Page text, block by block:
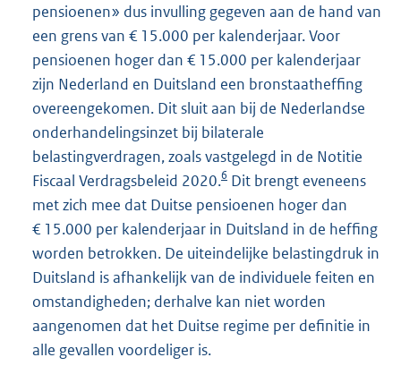
pensioenen» dus invulling gegeven aan de hand van
een grens van € 15.000 per kalenderjaar. Voor
pensioenen hoger dan € 15.000 per kalenderjaar
zijn Nederland en Duitsland een bronstaatheffing
overeengekomen. Dit sluit aan bij de Nederlandse
onderhandelingsinzet bij bilaterale
belastingverdragen, zoals vastgelegd in de Notitie
Fiscaal Verdragsbeleid 2020.6 Dit brengt eveneens
met zich mee dat Duitse pensioenen hoger dan
€ 15.000 per kalenderjaar in Duitsland in de heffing
worden betrokken. De uiteindelijke belastingdruk in
Duitsland is afhankelijk van de individuele feiten en
omstandigheden; derhalve kan niet worden
aangenomen dat het Duitse regime per definitie in
alle gevallen voordeliger is.